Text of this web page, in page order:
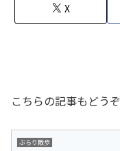
X
こちらの記事もどうぞ
ぶらり散歩